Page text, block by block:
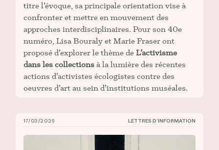
titre l’évoque, sa principale orientation vise à
confronter et mettre en mouvement des
approches interdisciplinaires. Pour son 40e
numéro, Lisa Bouraly et Marie Fraser ont
proposé d’explorer le thème de L’activisme
dans les collections à la lumière des récentes
actions d’activistes écologistes contre des
oeuvres d’art au sein d’institutions muséales.
CIÉCO, Lettre d’information n° 7
17/03/2025 LETTRES D’INFORMATION